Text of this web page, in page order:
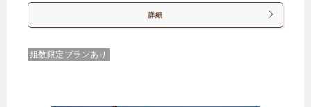
しい想い出を・・・【1泊2食付き】
詳細
組数限定プランあり